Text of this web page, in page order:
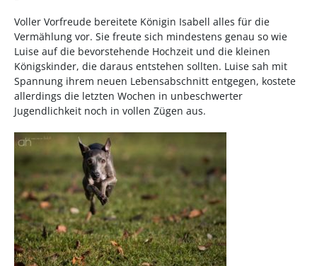
Voller Vorfreude bereitete Königin Isabell alles für die
Vermählung vor. Sie freute sich mindestens genau so wie
Luise auf die bevorstehende Hochzeit und die kleinen
Königskinder, die daraus entstehen sollten. Luise sah mit
Spannung ihrem neuen Lebensabschnitt entgegen, kostete
allerdings die letzten Wochen in unbeschwerter
Jugendlichkeit noch in vollen Zügen aus.